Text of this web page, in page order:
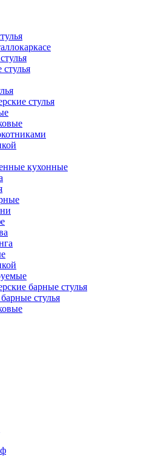
стулья
стулья
кухонные
барные стулья
стулья